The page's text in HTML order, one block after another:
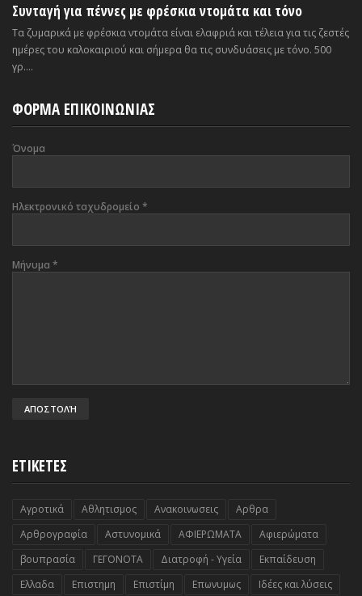
Συνταγή για πέννες με φρέσκια ντομάτα και τόνο
Τα ζυμαρικά με φρέσκια ντομάτα είναι ελαφριά και τέλεια για τις ζεστές
ημέρες του καλοκαιριού και σήμερα θα τις συνδυάσεις με τόνο. 500
γρ....
ΦΟΡΜΑ ΕΠΙΚΟΙΝΩΝΙΑΣ
Όνομα
Ηλεκτρονικό ταχυδρομείο *
Μήνυμα *
ΕΤΙΚΕΤΕΣ
Αγροτικά Αθλητισμος Ανακοινωσεις
Αρθρα
Αρθρογραφία
Αστυνομικά ΑΦΙΕΡΩΜΑΤΑ
Αφιερώματα
βουπρασία
ΓΕΓΟΝΟΤΑ Διατροφή - Υγεία
Εκπαίδευση
Ελλαδα
Επιστημη Επιστίμη Επωνυμως
Ιδέες και λύσεις